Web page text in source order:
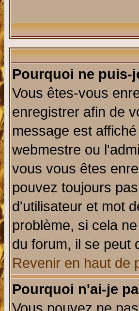
Pourquoi ne puis-
Vous êtes-vous
enregistrer afin de
message est
webmestre ou
vous vous êtes
pouvez toujours
d'utilisateur et mot
problème, si cela
du forum, il se peut
Revenir en haut de
Pourquoi n'ai-je